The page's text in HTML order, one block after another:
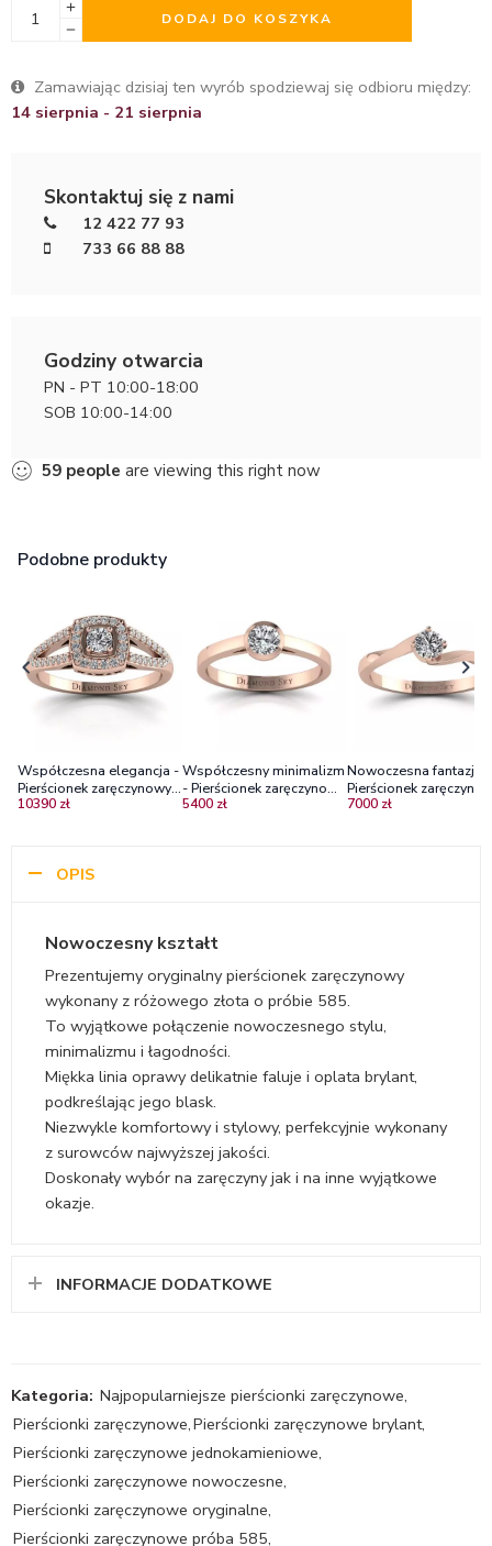
DODAJ DO KOSZYKA
Zamawiając dzisiaj ten wyrób spodziewaj się odbioru między:
14 sierpnia - 21 sierpnia
Skontaktuj się z nami
12 422 77 93
733 66 88 88
Godziny otwarcia
PN - PT 10:00-18:00
SOB 10:00-14:00
59 people are viewing this right now
Podobne produkty
Współczesna elegancja -
Pierścionek zaręczynowy z
różowego złota z
10390 zł
Współczesny minimalizm
- Pierścionek zaręczynowy
Diamond Sky z różowego
5400 zł
Nowoczesna fantazja -
Pierścionek
Diamond Sky, różowe
7000 zł
OPIS
Nowoczesny kształt
Prezentujemy oryginalny pierścionek zaręczynowy
wykonany z różowego złota o próbie 585.
To wyjątkowe połączenie nowoczesnego stylu,
minimalizmu i łagodności.
Miękka linia oprawy delikatnie faluje i oplata brylant,
podkreślając jego blask.
Niezwykle komfortowy i stylowy, perfekcyjnie wykonany
z surowców najwyższej jakości.
Doskonały wybór na zaręczyny jak i na inne wyjątkowe
okazje.
INFORMACJE DODATKOWE
Kategoria: Najpopularniejsze pierścionki zaręczynowe,
Pierścionki zaręczynowe,Pierścionki zaręczynowe brylant,
Pierścionki zaręczynowe jednokamieniowe,
Pierścionki zaręczynowe nowoczesne,
Pierścionki zaręczynowe oryginalne,
Pierścionki zaręczynowe próba 585,